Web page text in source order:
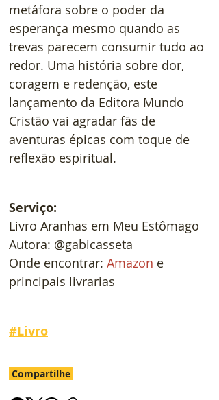
metáfora sobre o poder da
esperança mesmo quando as
trevas parecem consumir tudo ao
redor. Uma história sobre dor,
coragem e redenção, este
lançamento da Editora Mundo
Cristão vai agradar fãs de
aventuras épicas com toque de
reflexão espiritual.
Serviço:
Livro Aranhas em Meu Estômago
Autora: @gabicasseta
Onde encontrar: Amazon e
principais livrarias
#Livro
Compartilhe